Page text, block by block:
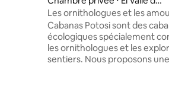
Antón
Les ornithologues et les
nature apprécient Cabanas
Cabanas Potosi sont des
écologiques spécialement
les ornithologues et les
sentiers. Nous proposons une cabane à